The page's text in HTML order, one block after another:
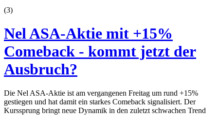
(3)
Nel ASA-Aktie mit +15%
Comeback - kommt jetzt der
Ausbruch?
Die Nel ASA-Aktie ist am vergangenen Freitag um rund +15%
gestiegen und hat damit ein starkes Comeback signalisiert. Der
Kurssprung bringt neue Dynamik in den zuletzt schwachen Trend